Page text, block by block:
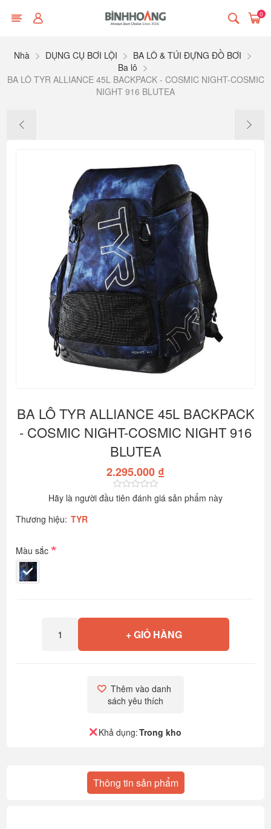
0
Nhà DỤNG CỤ BƠI LỘI
BA LÔ & TÚI ĐỰNG ĐỒ BƠI
Ba lô
BA LÔ TYR ALLIANCE 45L BACKPACK - COSMIC NIGHT-COSMIC
NIGHT 916 BLUTEA
BA LÔ TYR ALLIANCE 45L BACKPACK
- COSMIC NIGHT-COSMIC NIGHT 916
BLUTEA
2.295.000 ₫
Hãy là người đầu tiên đánh giá sản phẩm này
Thương hiệu: TYR
Màu sắc*
+ GIỎ HÀNG
Thêm vào danh
sách yêu thích
Khả dụng:Trong kho
Thông tin sản phẩm